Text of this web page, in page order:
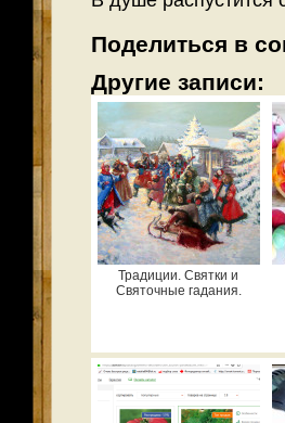
Поделиться в
Другие записи:
Традиции. Святки и
Святочные гадания.